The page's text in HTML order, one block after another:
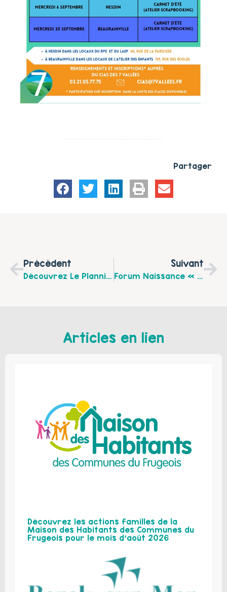
Partager
Précédent
Découvrez Le Planning De La Plateforme De Répit « Un Temps Pour Soi » Du Montreuillois Du Mois De Juin 2023
Suivant
Forum Naissance « Bien Vivre Sa Grossesse Et Devenir Parent » Le Jeudi 22 Juin De 14h À 17h À Etaples
Articles en lien
Découvrez les actions familles de la
Maison des Habitants des Communes du
Frugeois pour le mois d’août 2026